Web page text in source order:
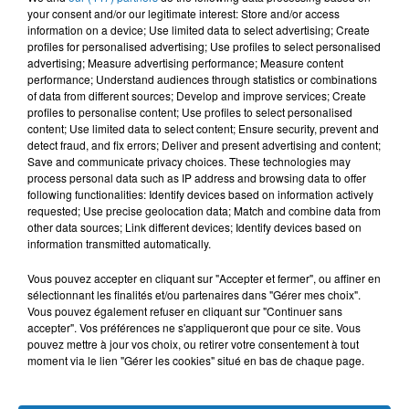
Issad Rebrab et ses 18000 collaborateurs restent sereins et
déterminés et ont pleine confiance en la justice de notre pays
pour faire éclater la vérité et lui permettre de recouvrer au plus
vite sa liberté. »
your consent and/or our legitimate interest: Store and/or access
information on a device; Use limited data to select advertising; Create
profiles for personalised advertising; Use profiles to select personalised
advertising; Measure advertising performance; Measure content
performance; Understand audiences through statistics or combinations
of data from different sources; Develop and improve services; Create
profiles to personalise content; Use profiles to select personalised
content; Use limited data to select content; Ensure security, prevent and
detect fraud, and fix errors; Deliver and present advertising and content;
Save and communicate privacy choices. These technologies may
process personal data such as IP address and browsing data to offer
following functionalities: Identify devices based on information actively
requested; Use precise geolocation data; Match and combine data from
other data sources; Link different devices; Identify devices based on
information transmitted automatically.
Vous pouvez accepter en cliquant sur "Accepter et fermer", ou affiner en
sélectionnant les finalités et/ou partenaires dans "Gérer mes choix".
Vous pouvez également refuser en cliquant sur "Continuer sans
accepter". Vos préférences ne s'appliqueront que pour ce site. Vous
pouvez mettre à jour vos choix, ou retirer votre consentement à tout
moment via le lien "Gérer les cookies" situé en bas de chaque page.